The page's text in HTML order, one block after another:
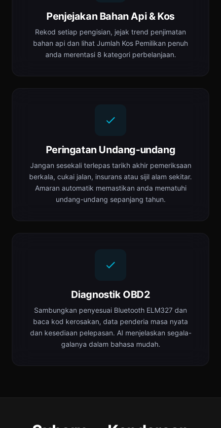
Penjejakan Bahan Api & Kos
Rekod setiap pengisian, jejak trend penjimatan
bahan api dan lihat Jumlah Kos Pemilikan penuh
anda merentasi 8 kategori perbelanjaan.
Peringatan Undang-undang
Jangan sesekali terlepas tarikh akhir pemeriksaan
berkala, cukai jalan, insurans atau sijil alam sekitar.
Amaran automatik memastikan anda mematuhi
undang-undang sepanjang tahun.
Diagnostik OBD2
Sambungkan penyesuai Bluetooth ELM327 dan
baca kod kerosakan, data penderia masa nyata
dan kesediaan pelepasan. AI menjelaskan segala-
galanya dalam bahasa mudah.